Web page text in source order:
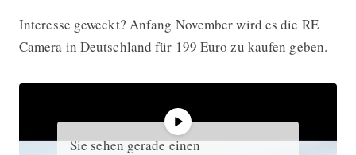
Interesse geweckt? Anfang November wird es die RE
Camera in Deutschland für 199 Euro zu kaufen geben.
Sie sehen gerade einen